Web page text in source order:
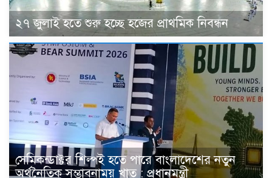
২৭ জুলাই হতে শুরু হচ্ছে হজের প্রাথমিক নিবন্ধন
সেমিকন্ডাক্টর শিল্পই হতে পারে বাংলাদেশের নতুন
অর্থনৈতিক সম্ভাবনাময় খাত : প্রধানমন্ত্রী